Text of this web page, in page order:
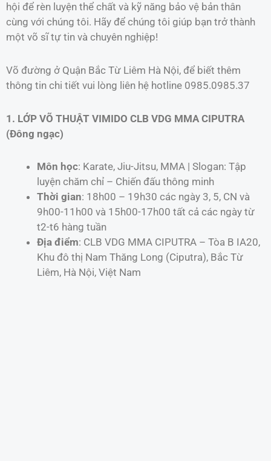
hội để rèn luyện thể chất và kỹ năng bảo vệ bản thân
cùng với chúng tôi. Hãy để chúng tôi giúp bạn trở thành
một võ sĩ tự tin và chuyên nghiệp!
Võ đường ở Quận Bắc Từ Liêm Hà Nội, để biết thêm
thông tin chi tiết vui lòng liên hệ hotline 0985.0985.37
1. LỚP VÕ THUẬT VIMIDO CLB VDG MMA CIPUTRA
(Đông ngạc)
Môn học: Karate, Jiu-Jitsu, MMA | Slogan: Tập
luyện chăm chỉ – Chiến đấu thông minh
Thời gian: 18h00 – 19h30 các ngày 3, 5, CN và
9h00-11h00 và 15h00-17h00 tất cả các ngày từ
t2-t6 hàng tuần
Địa điểm: CLB VDG MMA CIPUTRA – Tòa B IA20,
Khu đô thị Nam Thăng Long (Ciputra), Bắc Từ
Liêm, Hà Nội, Việt Nam